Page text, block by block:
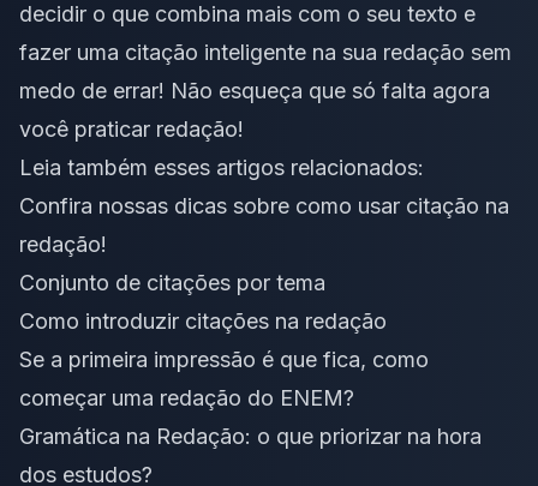
decidir o que combina mais com o seu texto e
fazer uma citação inteligente na sua redação sem
medo de errar! Não esqueça que só falta agora
você praticar redação!
Leia também esses artigos relacionados:
Confira nossas dicas sobre como usar citação na
redação!
Conjunto de citações por tema
Como introduzir citações na redação
Se a primeira impressão é que fica, como
começar uma redação do ENEM?
Gramática na Redação: o que priorizar na hora
dos estudos?